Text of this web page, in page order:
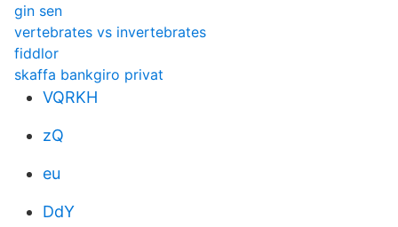
gin sen
vertebrates vs invertebrates
fiddlor
skaffa bankgiro privat
VQRKH
zQ
eu
DdY